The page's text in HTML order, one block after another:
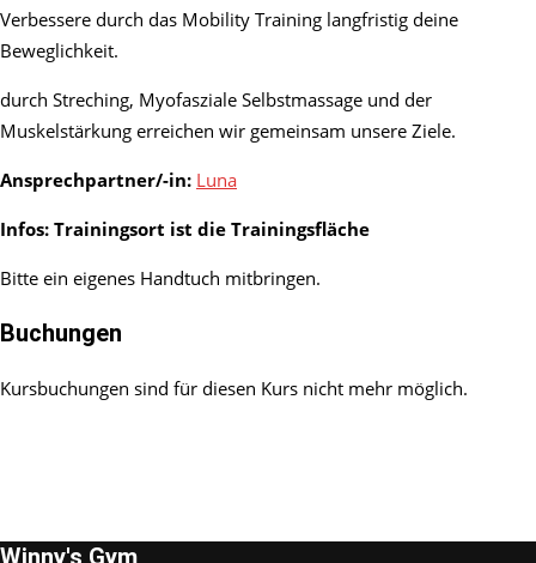
Verbessere durch das Mobility Training langfristig deine
Beweglichkeit.
durch Streching, Myofasziale Selbstmassage und der
Muskelstärkung erreichen wir gemeinsam unsere Ziele.
Ansprechpartner/-in: Luna
Infos: Trainingsort ist die Trainingsfläche
Bitte ein eigenes Handtuch mitbringen.
Buchungen
Kursbuchungen sind für diesen Kurs nicht mehr möglich.
Winny's Gym